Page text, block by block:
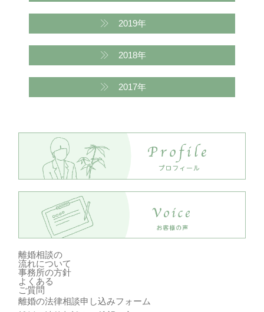
2019年
2018年
2017年
離婚相談の
流れについて
事務所の方針
よくある
ご質問
離婚の法律相談申し込みフォーム